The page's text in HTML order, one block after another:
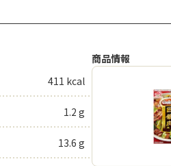
411 kcal
1.2 g
13.6 g
商品情報